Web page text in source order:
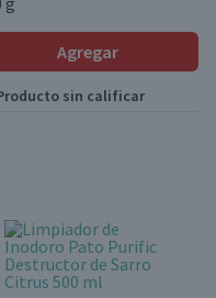
Agregar
sin calificar